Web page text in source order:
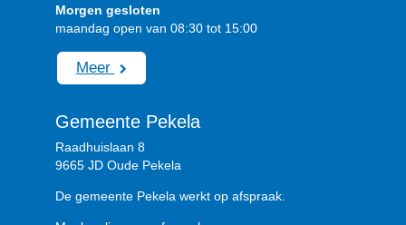
Morgen gesloten
maandag open van 08:30 tot 15:00
Meer
Gemeente Pekela
Raadhuislaan 8
9665 JD Oude Pekela
De gemeente Pekela werkt op afspraak.